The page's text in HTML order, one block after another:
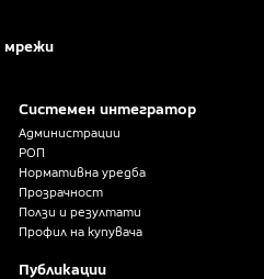
мрежи
Системен интегратор
Администрации
РОП
Нормативна уредба
Прозрачност
Ползи и резултати
Профил на купувача
Публикации